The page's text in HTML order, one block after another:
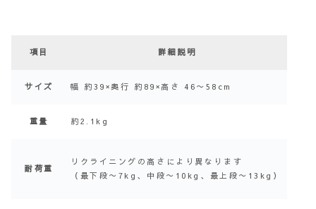
項目 詳細説明
サイズ 幅 約39×奥行 約89×高さ 46〜58cm
重量 約2.1kg
耐荷重
リクライニングの高さにより異なります
（最下段〜7kg、中段〜10kg、最上段〜13kg）